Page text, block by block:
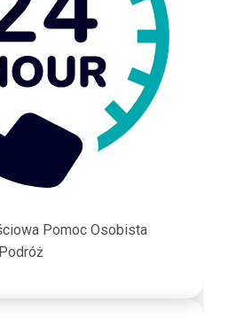
Pomoc Osobista